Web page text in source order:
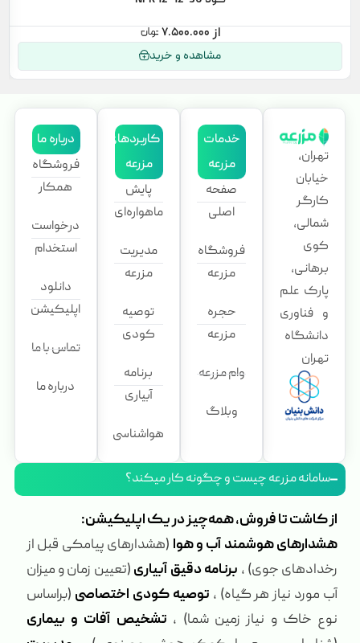
۷.۵۰۰.۰۰۰
مشاهده و خرید
تهران،
خیابان
کارگر
شمالی،
کوی
برهانی،
پارک علم
و فناوری
دانشگاه
تهران
خدمات
مزرعه
صفحه
اصلی
فروشگاه
مزرعه
حجره
مزرعه
وام مزرعه
وبلاگ
کاربردهای
مزرعه
پایش
ماهواره‌ای
مدیریت
مزرعه
توصیه
کودی
برنامه
آبیاری
هواشناسی
درباره ما
فروشگاه
همکار
درخواست
استخدام
دانلود
اپلیکیشن
تماس با ما
درباره ما
سامانه مزرعه چیست و چگونه کار میکند؟
از کاشت تا فروش، همه‌چیز در یک اپلیکیشن:
هشدارهای هوشمند آب و هوا (هشدارهای پیامکی قبل از
رخدادهای جوی) ، برنامه دقیق آبیاری (تعیین زمان و میزان
آب مورد نیاز هر گیاه) ، توصیه کودی اختصاصی (براساس
نوع خاک و نیاز زمین شما) ، تشخیص آفات و بیماری